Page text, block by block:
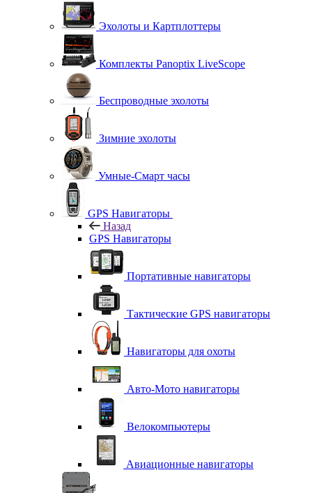
Эхолоты и Картплоттеры
Комплекты Panoptix LiveScope
Беспроводные эхолоты
Зимние эхолоты
Умные-Смарт часы
GPS Навигаторы
Назад
GPS Навигаторы
Портативные навигаторы
Тактические GPS навигаторы
Навигаторы для охоты
Авто-Мото навигаторы
Велокомпьютеры
Авиационные навигаторы